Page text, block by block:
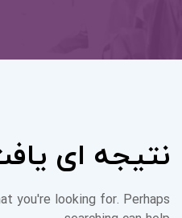
نتیجه ای
you're looking for. Perhaps